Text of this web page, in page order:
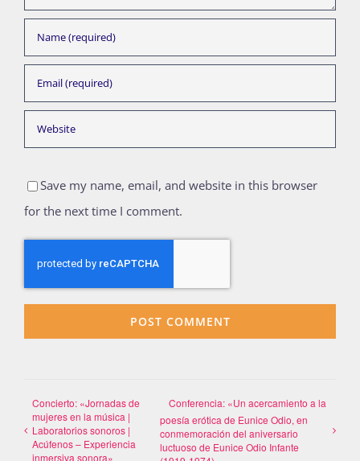
Save my name, email, and website in this browser
for the next time I comment.
Concierto: «Jornadas de
mujeres en la música |
Laboratorios sonoros |
Acúfenos – Experiencia
inmersiva sonora»
Conferencia: «Un acercamiento a la
poesía erótica de Eunice Odio, en
conmemoración del aniversario
luctuoso de Eunice Odio Infante